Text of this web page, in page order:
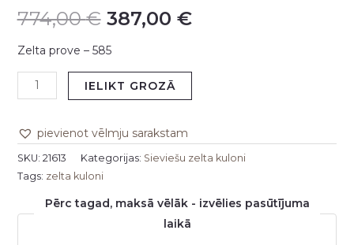
774,00€ 387,00 €
Zelta prove – 585
IELIKT GROZĀ
pievienot vēlmju sarakstam
SKU: 21613 Kategorijas: Sieviešu zelta kuloni
Tags: zelta kuloni
Pērc tagad, maksā vēlāk - izvēlies pasūtījuma
laikā